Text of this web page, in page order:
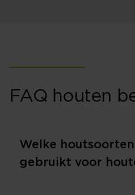
FAQ houten
Welke
gebruikt voor